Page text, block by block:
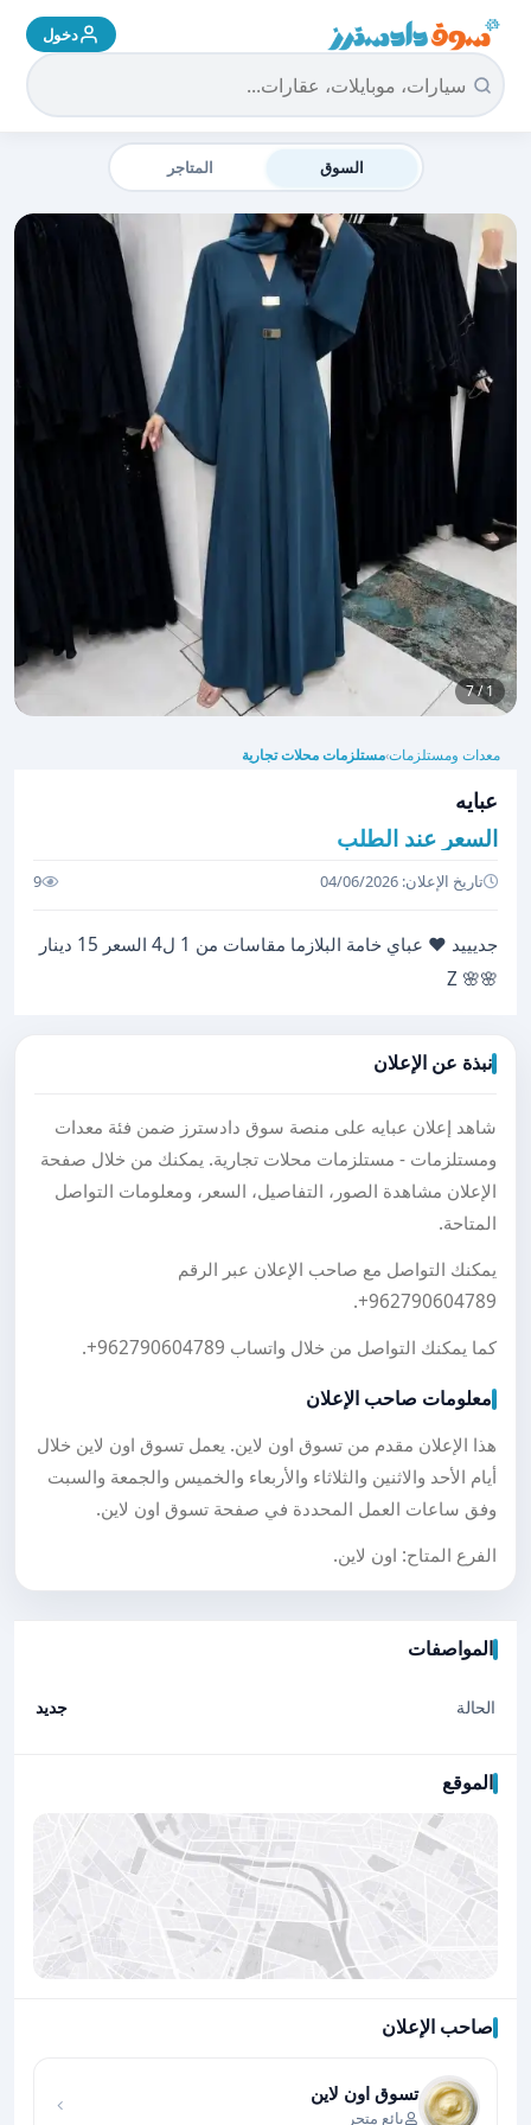
سوق دادسترز الرئيسية دخول
السوق المتاجر
1 / 7
معدات ومستلزمات›مستلزمات محلات تجارية
عبايه
السعر عند الطلب
تاريخ الإعلان: 04/06/2026 9
جديييد ❤️ عباي خامة البلازما مقاسات من 1 ل4 السعر 15 دينار
🌸🌸 Z
نبذة عن الإعلان
شاهد إعلان عبايه على منصة سوق دادسترز ضمن فئة معدات
ومستلزمات - مستلزمات محلات تجارية. يمكنك من خلال صفحة
الإعلان مشاهدة الصور، التفاصيل، السعر، ومعلومات التواصل
المتاحة.
يمكنك التواصل مع صاحب الإعلان عبر الرقم
+962790604789
.
كما يمكنك التواصل من خلال واتساب +962790604789
.
معلومات صاحب الإعلان
هذا الإعلان مقدم من تسوق اون لاين. يعمل تسوق اون لاين خلال
أيام الأحد والاثنين والثلاثاء والأربعاء والخميس والجمعة والسبت
وفق ساعات العمل المحددة في صفحة تسوق اون لاين.
الفرع المتاح: اون لاين.
المواصفات
الحالة جديد
الموقع
صاحب الإعلان
تسوق اون لاين
بائع متجر